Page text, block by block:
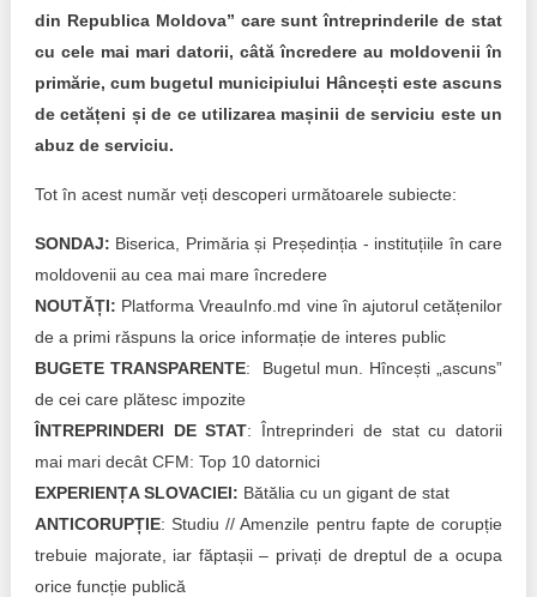
din Republica Moldova” care sunt întreprinderile de stat
cu cele mai mari datorii, câtă încredere au moldovenii în
primărie, cum bugetul municipiului Hâncești este ascuns
de cetățeni și de ce utilizarea mașinii de serviciu este un
abuz de serviciu.
Tot în acest număr veți descoperi următoarele subiecte:
SONDAJ: Biserica, Primăria și Președinția - instituțiile în care
moldovenii au cea mai mare încredere
NOUTĂȚI: Platforma VreauInfo.md vine în ajutorul cetățenilor
de a primi răspuns la orice informație de interes public
BUGETE TRANSPARENTE: Bugetul mun. Hîncești „ascuns”
de cei care plătesc impozite
ÎNTREPRINDERI DE STAT: Întreprinderi de stat cu datorii
mai mari decât CFM: Top 10 datornici
EXPERIENȚA SLOVACIEI: Bătălia cu un gigant de stat
ANTICORUPȚIE: Studiu // Amenzile pentru fapte de corupție
trebuie majorate, iar făptașii – privați de dreptul de a ocupa
orice funcție publică